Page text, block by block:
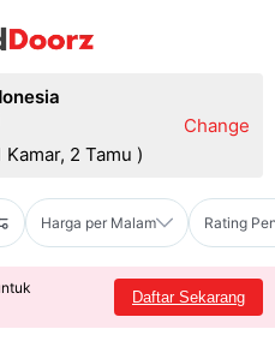
Kamar, 2 Tamu )
Change
Harga per Malam Rating
Daftar Sekarang